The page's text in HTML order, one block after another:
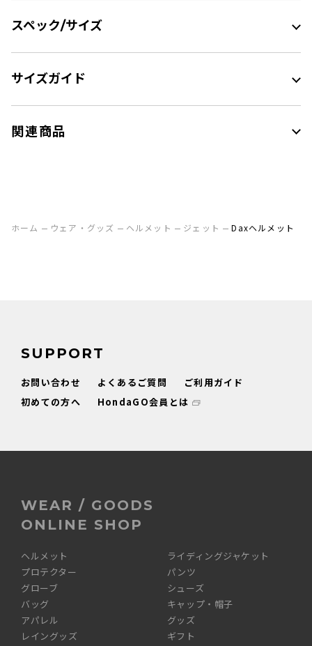
スペック/サイズ
サイズガイド
関連商品
ホーム ウェア・グッズ ヘルメット ジェット Daxヘルメット
SUPPORT
お問い合わせ よくあるご質問
ご利用ガイド
初めての方へ
HondaGO会員とは
WEAR / GOODS
ONLINE SHOP
ヘルメット
ライディングジャケット
プロテクター
パンツ
グローブ
シューズ
バッグ
キャップ・帽子
アパレル
グッズ
レイングッズ
ギフト